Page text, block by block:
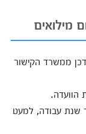
מילואים
ממשרד הקישור
הוועדה.
שנת עבודה, למעט